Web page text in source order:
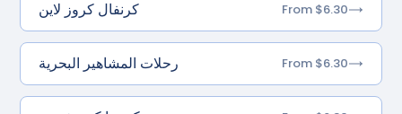
كرنفال كروز لاين From $6.30
رحلات المشاهير البحرية From $6.30